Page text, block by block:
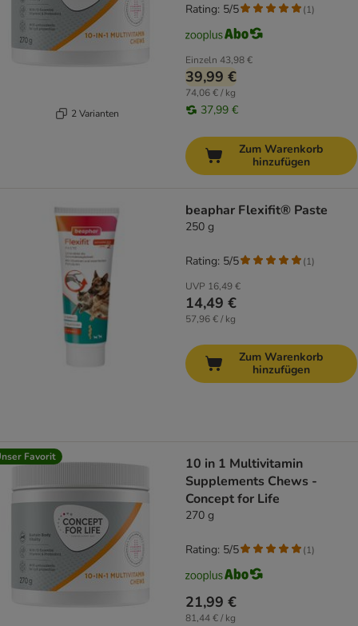
2 Varianten
Einzeln 43,98 €
39,99 €
74,06 € / kg
37,99 €
Rating: 5/5 (1)
Zum Warenkorb
hinzufügen
beaphar Flexifit® Paste
250 g
UVP 16,49 €
14,49 €
57,96 € / kg
Rating: 5/5 (1)
Zum Warenkorb
hinzufügen
Favorit
10 in 1 Multivitamin
Supplements Chews -
Concept for Life
270 g
21,99 €
81,44 € / kg
Rating: 5/5 (1)